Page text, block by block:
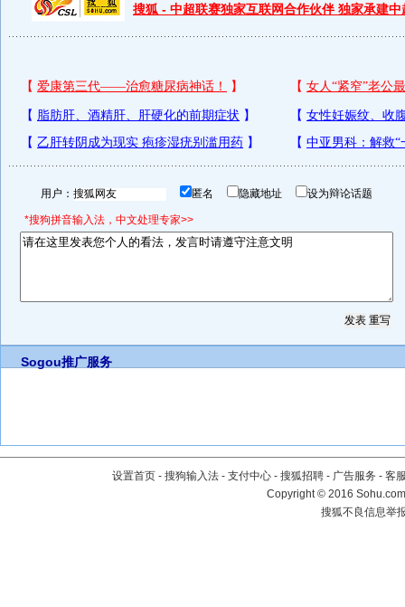
搜狐 - 中超联赛独家互联网合作伙伴 独家承建中
用户： 匿名 隐藏地址 设为辩论话题
*搜狗拼音输入法，中文处理专家>>
Sogou推广服务
设置首页 - 搜狗输入法 - 支付中心 - 搜狐招聘 - 广告服务 - 客
Copyright©2016
搜狐不良信息举